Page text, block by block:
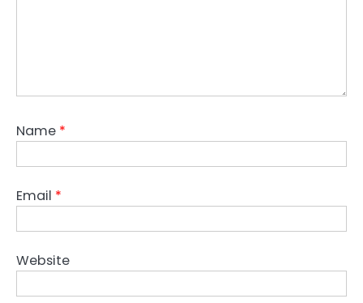
Name *
Email *
Website